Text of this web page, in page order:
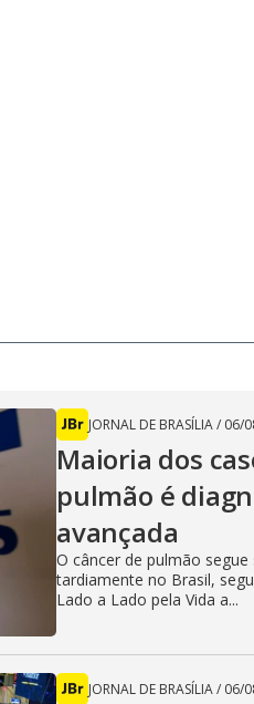
JORNAL DE BRASÍLIA/ 06/
Maioria dos
pulmão é
avançada
O câncer de pulmão
tardiamente no Brasil,
Lado a Lado pela Vida a...
JORNAL DE BRASÍLIA/ 06/